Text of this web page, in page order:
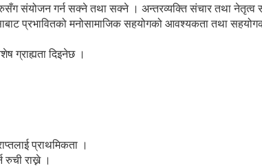
संयोजन गर्न सक्ने तथा सक्ने । अन्तरव्यक्ति संचार तथा नेतृत्व
प्रभावितको मनोसामाजिक सहयोगको आवश्यकता तथा
ग्राह्यता दिइनेछ ।
प्राथमिकता ।
राख्ने ।